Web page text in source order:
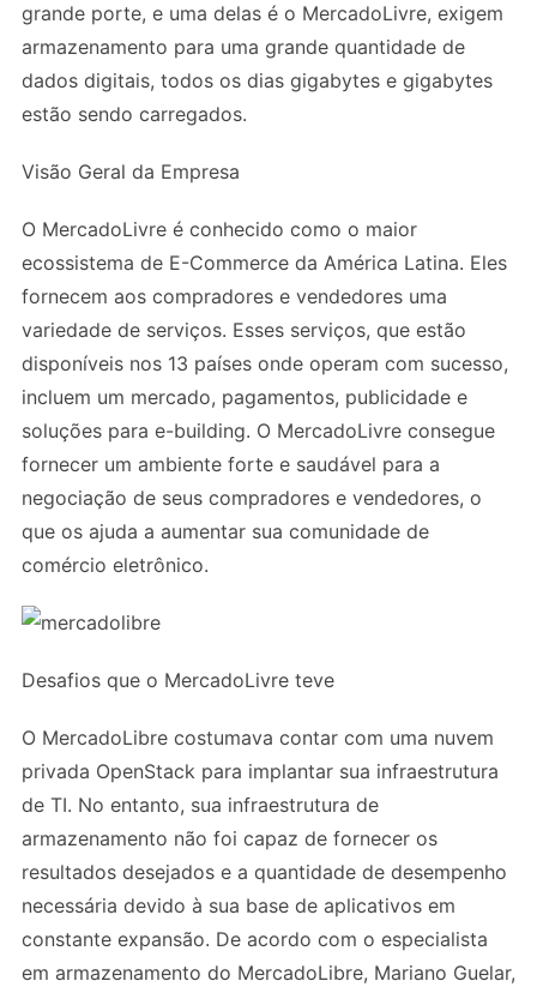
grande porte, e uma delas é o MercadoLivre, exigem
armazenamento para uma grande quantidade de
dados digitais, todos os dias gigabytes e gigabytes
estão sendo carregados.
Visão Geral da Empresa
O MercadoLivre é conhecido como o maior
ecossistema de E-Commerce da América Latina. Eles
fornecem aos compradores e vendedores uma
variedade de serviços. Esses serviços, que estão
disponíveis nos 13 países onde operam com sucesso,
incluem um mercado, pagamentos, publicidade e
soluções para e-building. O MercadoLivre consegue
fornecer um ambiente forte e saudável para a
negociação de seus compradores e vendedores, o
que os ajuda a aumentar sua comunidade de
comércio eletrônico.
Desafios que o MercadoLivre teve
O MercadoLibre costumava contar com uma nuvem
privada OpenStack para implantar sua infraestrutura
de TI. No entanto, sua infraestrutura de
armazenamento não foi capaz de fornecer os
resultados desejados e a quantidade de desempenho
necessária devido à sua base de aplicativos em
constante expansão. De acordo com o especialista
em armazenamento do MercadoLibre, Mariano Guelar,